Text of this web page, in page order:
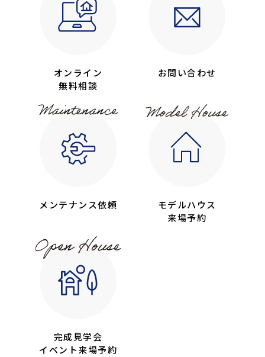
オンライン
無料相談
お問い合わせ
メンテナンス依頼
モデルハウス
来場予約
完成見学会
イベント来場予約